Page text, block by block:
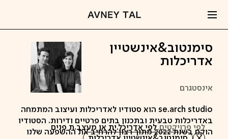
לפי פרויקטים,לפי אדריכל.ית או מעצב.ת פנים
סימנטוב&אינשטיין
אדריכלות
אינסטגרם
se.arch studio הוא סטודיו לאדריכלות ועיצוב המתמחה
באדריכלות טבעית ובתכנון בתים פרטיים ודירות. הסטודיו
הוקם בשנת 2022 מתוך רצון להרחיב את ההשפעה שלנו